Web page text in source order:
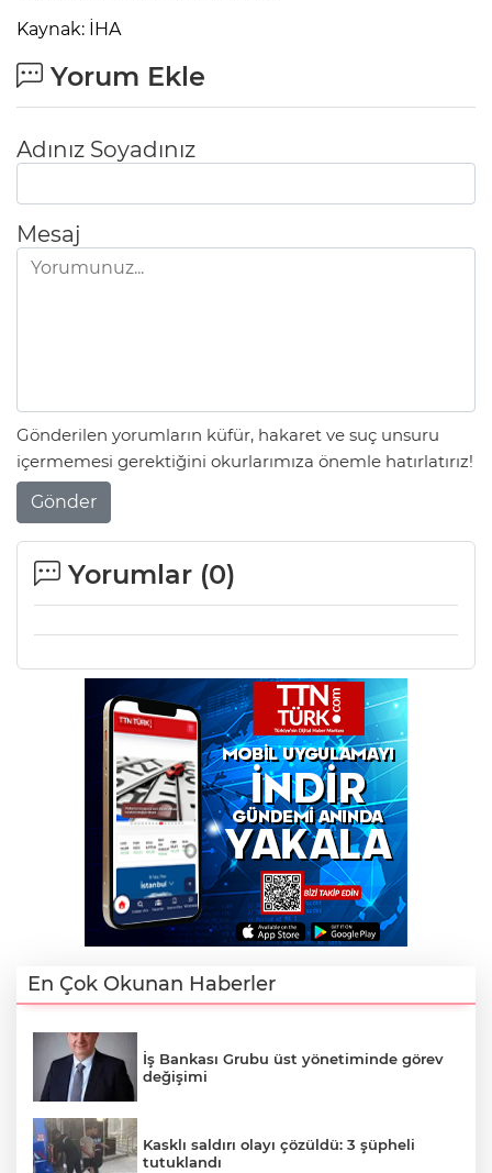
Kaynak: İHA
Yorum Ekle
Adınız Soyadınız
Mesaj
Gönderilen yorumların küfür, hakaret ve suç unsuru
içermemesi gerektiğini okurlarımıza önemle hatırlatırız!
Gönder
Yorumlar (0)
En Çok Okunan Haberler
İş Bankası Grubu üst yönetiminde görev
değişimi
Kasklı saldırı olayı çözüldü: 3 şüpheli
tutuklandı